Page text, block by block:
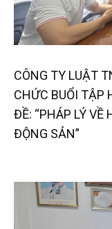
CÔNG TY LUẬT
CHỨC BUỔI TẬP
ĐỀ: “PHÁP LÝ VỀ
ĐỘNG SẢN”